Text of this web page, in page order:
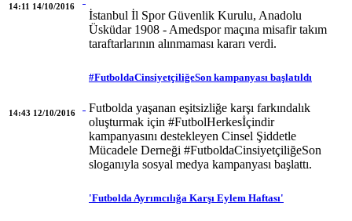
14:11 14/10/2016
İstanbul İl Spor Güvenlik Kurulu, Anadolu
Üsküdar 1908 - Amedspor maçına misafir takım
taraftarlarının alınmaması kararı verdi.
14:43 12/10/2016
#FutboldaCinsiyetçiliğeSon kampanyası başlatıldı
Futbolda yaşanan eşitsizliğe karşı farkındalık
oluşturmak için #FutbolHerkesİçindir
kampanyasını destekleyen Cinsel Şiddetle
Mücadele Derneği #FutboldaCinsiyetçiliğeSon
sloganıyla sosyal medya kampanyası başlattı.
'Futbolda Ayrımcılığa Karşı Eylem Haftası'